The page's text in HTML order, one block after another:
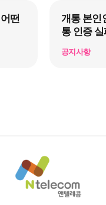
떤
개통 본인
통 인증
공지사항